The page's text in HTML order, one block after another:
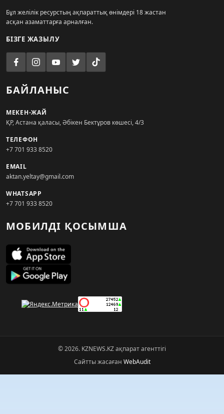
Бұл желілік ресурстың ақпараттық өнімдері 18 жастан
асқан азаматтарға арналған.
БІЗГЕ ЖАЗЫЛУ
БАЙЛАНЫС
МЕКЕН-ЖАЙ
ҚР, Астана қаласы, Әбікен Бектұров көшесі, 4/3
ТЕЛЕФОН
+7 701 933 8520
EMAIL
aktan.yeltay@gmail.com
WHATSAPP
+7 701 933 8520
МОБИЛДІ ҚОСЫМША
© 2026. KZNEWS.KZ ақпарат агенттігі
Сайтты жасаған WebAudit